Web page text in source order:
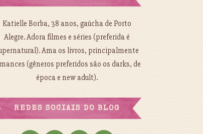
Katielle Borba, 38 anos, gaúcha de Porto
Alegre. Adora filmes e séries (preferida é
Ama os livros, principalmente
(gêneros preferidos são os darks, de
época e new adult).
REDES SOCIAIS DO BLOG